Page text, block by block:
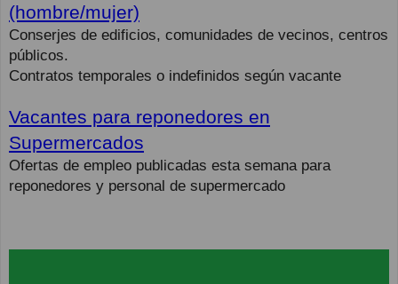
(hombre/mujer)
Conserjes de edificios, comunidades de vecinos, centros
públicos.
Contratos temporales o indefinidos según vacante
Vacantes para reponedores en
Supermercados
Ofertas de empleo publicadas esta semana para
reponedores y personal de supermercado